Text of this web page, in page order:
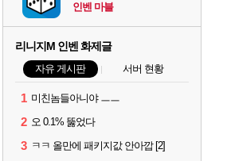
인벤 마블
리니지M 인벤 화제글
자유 게시판 서버 현황
1 미친놈들아니야 ㅡㅡ
2 오 0.1% 뚫었다
3 ㅋㅋ 올만에 패키지값 안아깝 [2]